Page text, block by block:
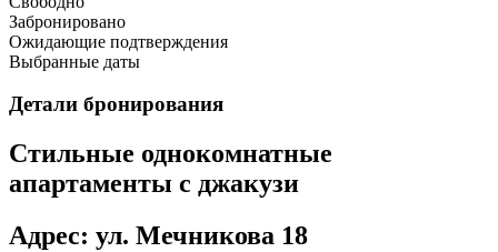
Забронировано
Ожидающие подтверждения
Выбранные даты
Детали бронирования
Стильные однокомнатные
апартаменты с джакузи
Адрес: ул. Мечникова 18